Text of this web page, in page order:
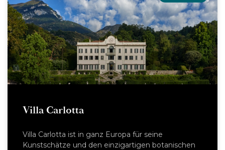
Villa Carlotta
Villa Carlotta ist in ganz Europa für seine
Kunstschätze und den einzigartigen botanischen